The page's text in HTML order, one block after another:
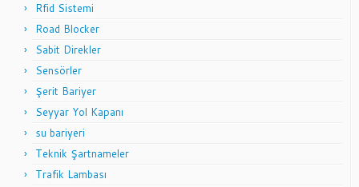
Rfid Sistemi
Road Blocker
Sabit Direkler
Sensörler
Şerit Bariyer
Seyyar Yol Kapanı
su bariyeri
Teknik Şartnameler
Trafik Lambası